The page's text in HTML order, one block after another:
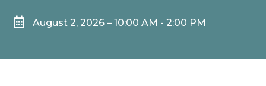
 August 2, 2026 – 10:00 AM - 2:00 PM